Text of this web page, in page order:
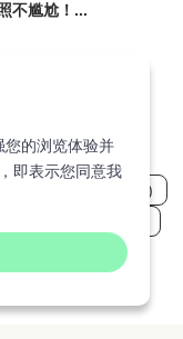
不尴尬！...
痴情 (1)
肿瘤 (1)
您的浏览体验并
即表示您同意我